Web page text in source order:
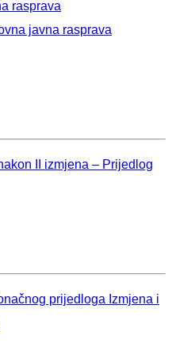
rasprava
javna rasprava
II izmjena – Prijedlog
prijedloga Izmjena i